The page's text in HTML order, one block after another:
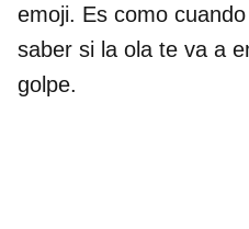
emoji. Es como
saber si la ola te va a
golpe.